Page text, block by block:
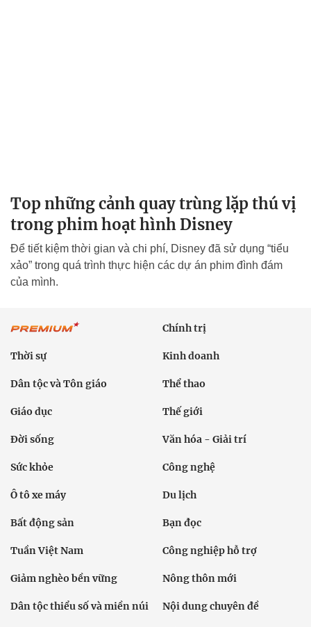
Top những cảnh quay trùng lặp thú vị
trong phim hoạt hình Disney
Để tiết kiệm thời gian và chi phí, Disney đã sử dụng “tiểu
xảo” trong quá trình thực hiện các dự án phim đình đám
của mình.
Chính trị
Thời sự Kinh doanh
Dân tộc và Tôn giáo Thể thao
Giáo dục Thế giới
Đời sống Văn hóa - Giải trí
Sức khỏe Công nghệ
Ô tô xe máy Du lịch
Bất động sản Bạn đọc
Tuần Việt Nam Công nghiệp hỗ trợ
Giảm nghèo bền vững Nông thôn mới
Dân tộc thiểu số và miền núi Nội dung chuyên đề